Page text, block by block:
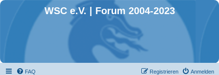
WSC e.V. | Forum 2004-2023
FAQ Anmelden
Registrieren